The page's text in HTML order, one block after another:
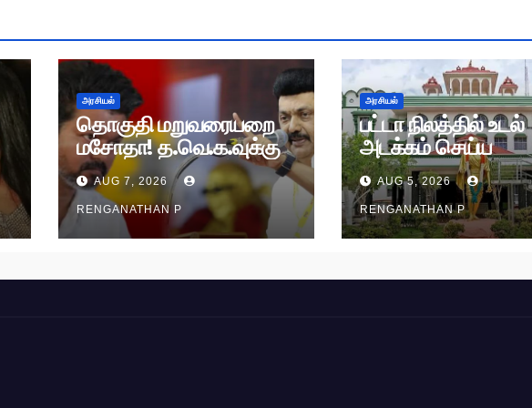
அரசியல்
தொகுதி மறுவரையறை
மசோதா! த.வெ.க.வுக்கு
தி.மு.க திடீர் ‘செக்’!
AUG 7, 2026
RENGANATHAN P
அரசியல்
பட்டா நிலத்தில் உடல்
அடக்கம் செய்ய
அனுமதியில்லை!
நீதிமன்றம் அதிரடி
உத்தரவு!
AUG 5, 2026
RENGANATHAN P